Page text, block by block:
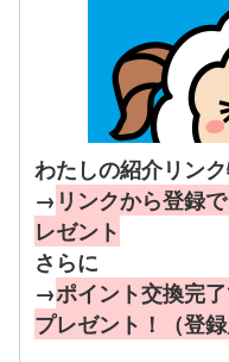
わたしの紹介リン
→ リンクから登録
レゼント
さらに
→ポイント交換完
プレゼント！（登